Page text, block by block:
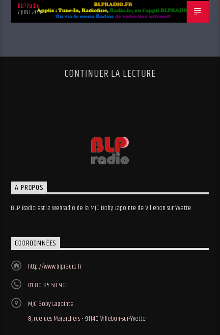
BLP Radio
7 JUNE 2018
CONTINUER LA LECTURE
A PROPOS
BLP Radio est la webradio de la MJC Boby Lapointe de Villebon sur Yvette.
COORDONNÉES
http://www.blpradio.fr
01 80 85 58 90
MJC Boby Lapointe
8, rue des Maraichers • 91140 Villebon-sur-Yvette